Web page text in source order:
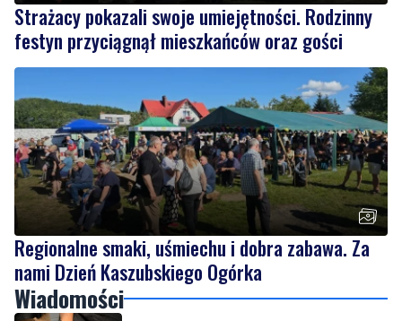
Strażacy pokazali swoje umiejętności. Rodzinny
festyn przyciągnął mieszkańców oraz gości
Regionalne smaki, uśmiechu i dobra zabawa. Za
nami Dzień Kaszubskiego Ogórka
Wiadomości